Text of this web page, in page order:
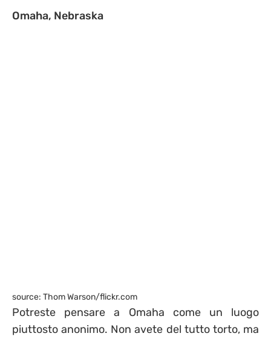
Omaha, Nebraska
source: Thom Warson/flickr.com
Potreste pensare a Omaha come un luogo
piuttosto anonimo. Non avete del tutto torto, ma